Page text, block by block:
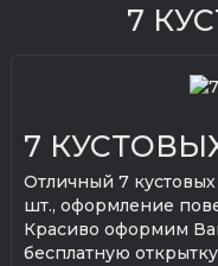
7
7
Отличный 7 кустовых
шт., оформление
Красиво оформим
бесплатную